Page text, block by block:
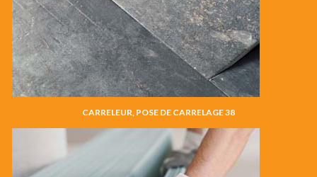
CARRELEUR, POSE DE CARRELAGE 38